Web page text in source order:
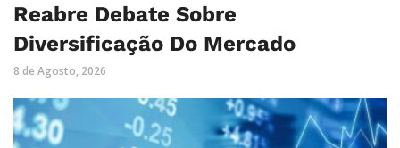
Reabre Debate Sobre
Diversificação Do Mercado
8 de Agosto, 2026